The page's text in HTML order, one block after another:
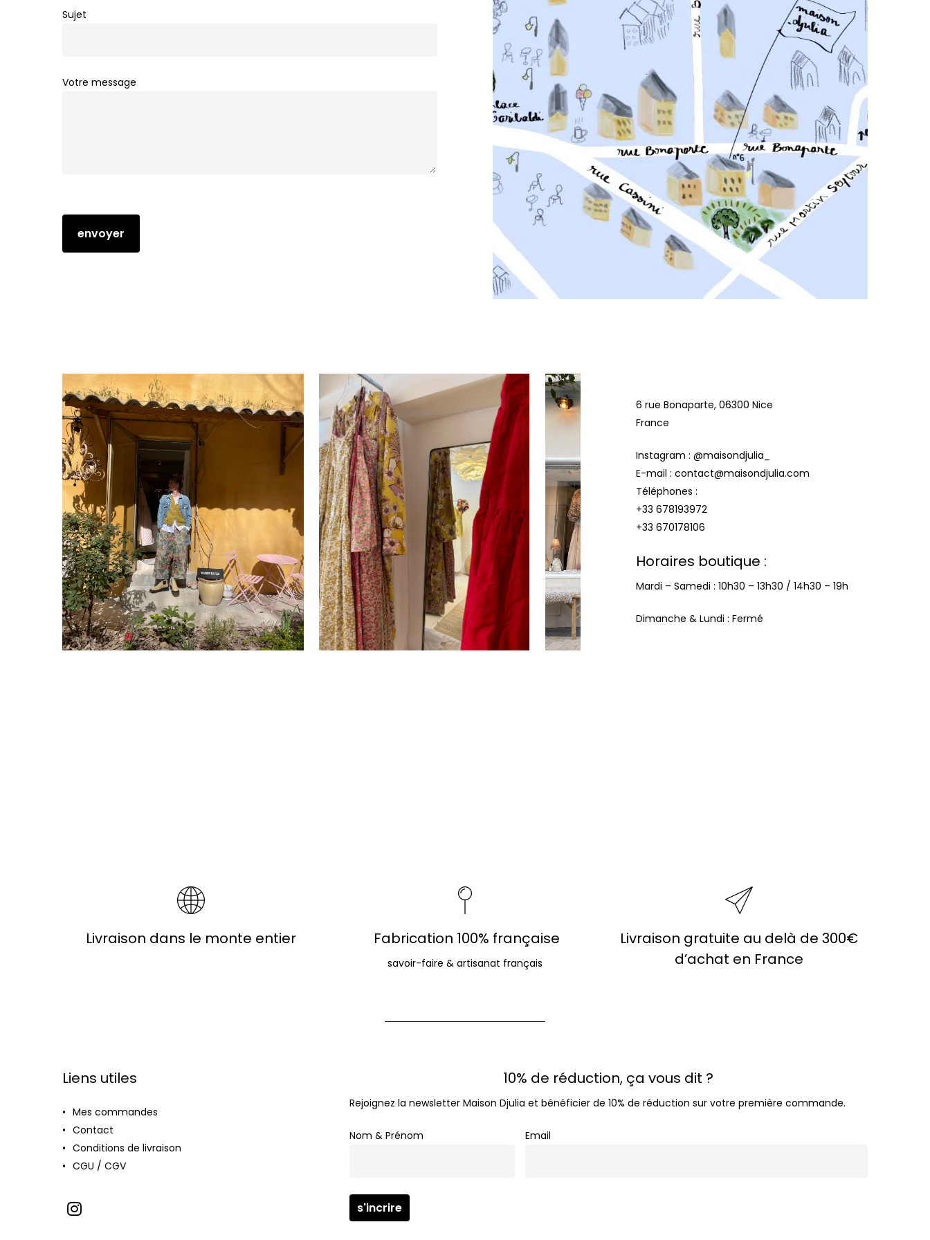
Sujet
Votre message
6 rue Bonaparte, 06300 Nice
France
Instagram :@maisondjulia_
E-mail : contact@maisondjulia.com
Téléphones :
+33 678193972
+33 670178106
Horaires boutique :
Mardi – Samedi : 10h30 – 13h30 / 14h30 – 19h
Dimanche & Lundi : Fermé
Livraison dans le monte entier Fabrication 100% française
savoir-faire & artisanat français
Livraison gratuite au delà de 300€
d’achat en France
Liens utiles
Mes commandes
Contact
Conditions de livraison
CGU / CGV
10% de réduction, ça vous dit ?
Rejoignez la newsletter Maison Djulia et bénéficier de 10% de réduction sur votre première commande.
Nom & Prénom Email